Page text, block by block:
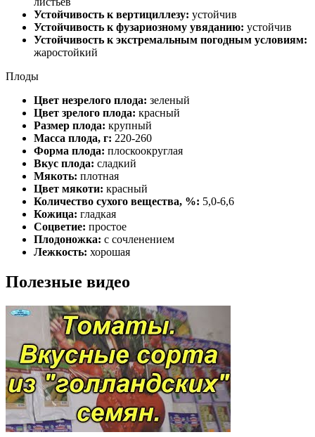
Устойчивость к вертициллезу: устойчив
Устойчивость к фузариозному увяданию: устойчив
Устойчивость к экстремальным погодным условиям:
жаростойкий
Плоды
Цвет незрелого плода: зеленый
Цвет зрелого плода: красный
Размер плода: крупный
Масса плода, г: 220-260
Форма плода: плоскоокруглая
Вкус плода: сладкий
Мякоть: плотная
Цвет мякоти: красный
Количество сухого вещества, %: 5,0-6,6
Кожица: гладкая
Соцветие: простое
Плодоножка: с сочленением
Лежкость: хорошая
Полезные видео